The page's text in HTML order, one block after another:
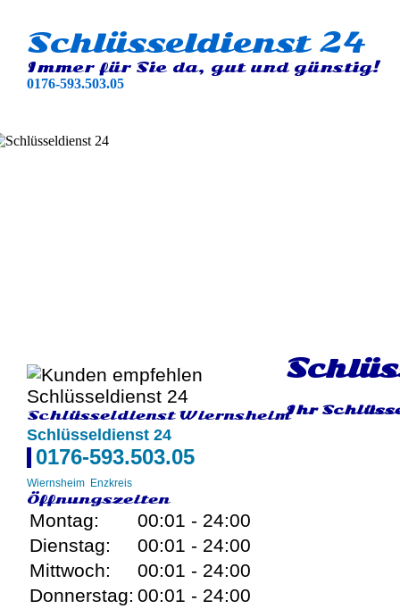
Schlüsseldienst 24
Immer für Sie da, gut und günstig!
0176-593.503.05
Schlüsseldienst Wiernsheim
Schlüsseldienst 24
0176-593.503.05
Wiernsheim Enzkreis
Öffnungszeiten
Montag:
00:01 - 24:00
Dienstag:
00:01 - 24:00
Mittwoch:
00:01 - 24:00
Donnerstag: 00:01 - 24:00
Ihr